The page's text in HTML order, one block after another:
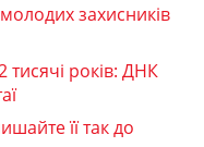
захисників
тисячі років: ДНК
її так до